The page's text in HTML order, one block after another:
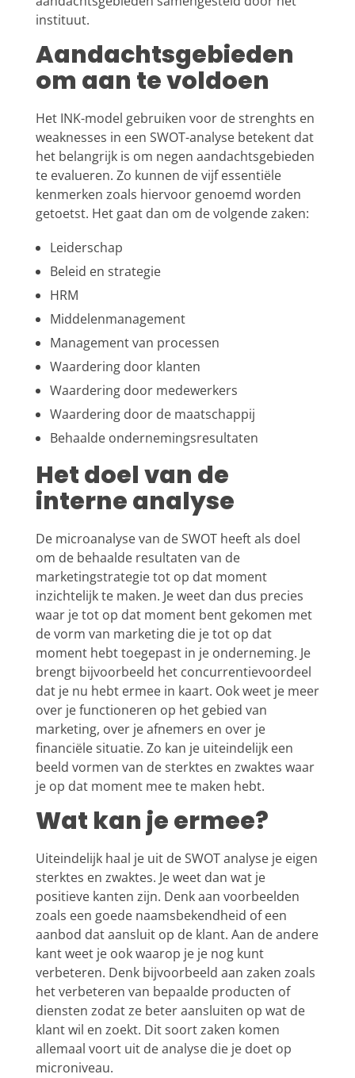
instituut.
Aandachtsgebieden
om aan te voldoen
Het INK-model gebruiken voor de strenghts en
weaknesses in een SWOT-analyse betekent dat
het belangrijk is om negen aandachtsgebieden
te evalueren. Zo kunnen de vijf essentiële
kenmerken zoals hiervoor genoemd worden
getoetst. Het gaat dan om de volgende zaken:
Leiderschap
Beleid en strategie
HRM
Middelenmanagement
Management van processen
Waardering door klanten
Waardering door medewerkers
Waardering door de maatschappij
Behaalde ondernemingsresultaten
Het doel van de
interne analyse
De microanalyse van de SWOT heeft als doel
om de behaalde resultaten van de
marketingstrategie tot op dat moment
inzichtelijk te maken. Je weet dan dus precies
waar je tot op dat moment bent gekomen met
de vorm van marketing die je tot op dat
moment hebt toegepast in je onderneming. Je
brengt bijvoorbeeld het concurrentievoordeel
dat je nu hebt ermee in kaart. Ook weet je meer
over je functioneren op het gebied van
marketing, over je afnemers en over je
financiële situatie. Zo kan je uiteindelijk een
beeld vormen van de sterktes en zwaktes waar
je op dat moment mee te maken hebt.
Wat kan je ermee?
Uiteindelijk haal je uit de SWOT analyse je eigen
sterktes en zwaktes. Je weet dan wat je
positieve kanten zijn. Denk aan voorbeelden
zoals een goede naamsbekendheid of een
aanbod dat aansluit op de klant. Aan de andere
kant weet je ook waarop je je nog kunt
verbeteren. Denk bijvoorbeeld aan zaken zoals
het verbeteren van bepaalde producten of
diensten zodat ze beter aansluiten op wat de
klant wil en zoekt. Dit soort zaken komen
allemaal voort uit de analyse die je doet op
microniveau.